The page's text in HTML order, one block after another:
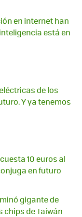
en internet han
está en
de los
Y ya tenemos
10 euros al
en futuro
gigante de
de Taiwán